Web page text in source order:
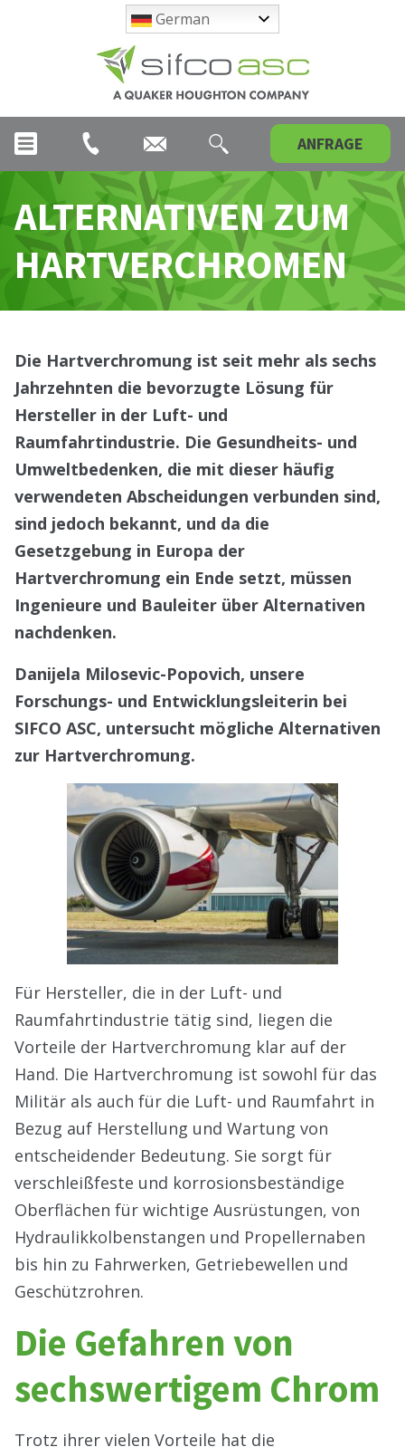
German
ANFRAGE
ALTERNATIVEN ZUM
HARTVERCHROMEN
Die Hartverchromung ist seit mehr als sechs
Jahrzehnten die bevorzugte Lösung für
Hersteller in der Luft- und
Raumfahrtindustrie. Die Gesundheits- und
Umweltbedenken, die mit dieser häufig
verwendeten Abscheidungen verbunden sind,
sind jedoch bekannt, und da die
Gesetzgebung in Europa der
Hartverchromung ein Ende setzt, müssen
Ingenieure und Bauleiter über Alternativen
nachdenken.
Danijela Milosevic-Popovich, unsere
Forschungs- und Entwicklungsleiterin bei
SIFCO ASC, untersucht mögliche Alternativen
zur Hartverchromung.
Für Hersteller, die in der Luft- und
Raumfahrtindustrie tätig sind, liegen die
Vorteile der Hartverchromung klar auf der
Hand. Die Hartverchromung ist sowohl für das
Militär als auch für die Luft- und Raumfahrt in
Bezug auf Herstellung und Wartung von
entscheidender Bedeutung. Sie sorgt für
verschleißfeste und korrosionsbeständige
Oberflächen für wichtige Ausrüstungen, von
Hydraulikkolbenstangen und Propellernaben
bis hin zu Fahrwerken, Getriebewellen und
Geschützrohren.
Die Gefahren von
sechswertigem Chrom
Trotz ihrer vielen Vorteile hat die